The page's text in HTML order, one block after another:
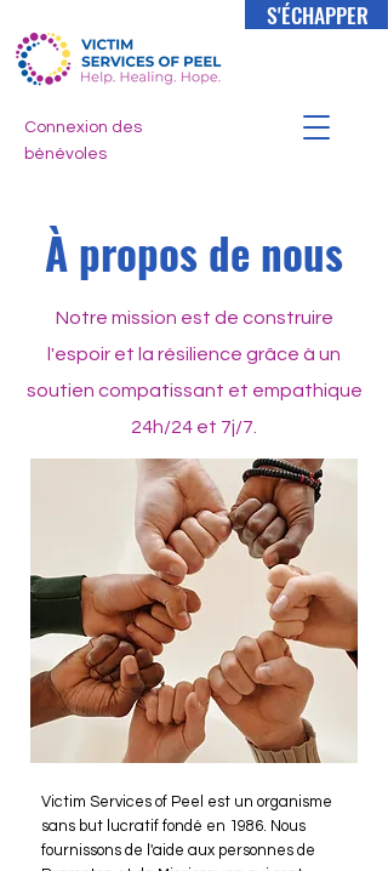
S'ÉCHAPPER
Connexion des
bénévoles
À propos de nous
Notre mission est de construire
l'espoir et la résilience grâce à un
soutien compatissant et empathique
24h/24 et 7j/7.
Victim Services of Peel est un organisme
sans but lucratif fondé en 1986. Nous
fournissons de l'aide aux personnes de